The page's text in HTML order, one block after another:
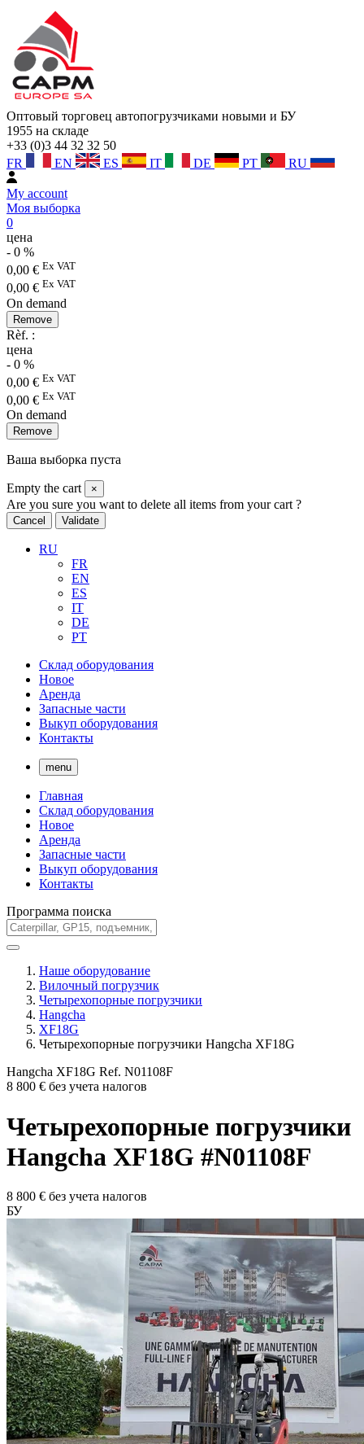
Оптовый торговец автопогрузчиками новыми и БУ
1955 на складе
+33 (0)3 44 32 32 50
FR
EN ES IT DE PT RU
My account
Моя выборка
0
цена
- 0 %
0,00 € Ex VAT
0,00 € Ex VAT
On demand
Remove
Rèf. :
цена
- 0 %
0,00 € Ex VAT
0,00 € Ex VAT
On demand
Remove
Ваша выборка пуста
Empty the cart ×
Are you sure you want to delete all items from your cart ?
Cancel Validate
RU
FR
EN
ES
IT
DE
PT
Склад оборудования
Новое
Аренда
Запасные части
Выкуп оборудования
Контакты
menu
Главная
Склад оборудования
Новое
Аренда
Запасные части
Выкуп оборудования
Контакты
Программа поиска
Наше оборудование
Вилочный погрузчик
Четырехопорные погрузчики
Hangcha
XF18G
Четырехопорные погрузчики Hangcha XF18G
Hangcha XF18G Ref. N01108F
8 800 € без учета налогов
Четырехопорные погрузчики
Hangcha XF18G #N01108F
8 800 € без учета налогов
БУ